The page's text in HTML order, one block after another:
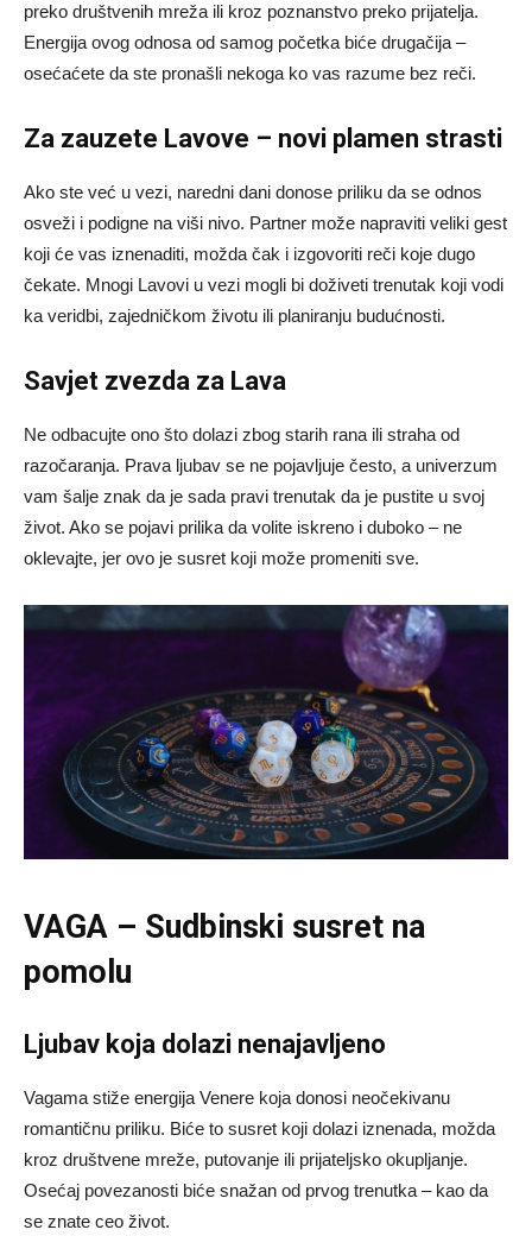
preko društvenih mreža ili kroz poznanstvo preko prijatelja.
Energija ovog odnosa od samog početka biće drugačija –
osećaćete da ste pronašli nekoga ko vas razume bez reči.
Za zauzete Lavove – novi plamen strasti
Ako ste već u vezi, naredni dani donose priliku da se odnos
osveži i podigne na viši nivo. Partner može napraviti veliki gest
koji će vas iznenaditi, možda čak i izgovoriti reči koje dugo
čekate. Mnogi Lavovi u vezi mogli bi doživeti trenutak koji vodi
ka veridbi, zajedničkom životu ili planiranju budućnosti.
Savjet zvezda za Lava
Ne odbacujte ono što dolazi zbog starih rana ili straha od
razočaranja. Prava ljubav se ne pojavljuje često, a univerzum
vam šalje znak da je sada pravi trenutak da je pustite u svoj
život. Ako se pojavi prilika da volite iskreno i duboko – ne
oklevajte, jer ovo je susret koji može promeniti sve.
VAGA – Sudbinski susret na
pomolu
Ljubav koja dolazi nenajavljeno
Vagama stiže energija Venere koja donosi neočekivanu
romantičnu priliku. Biće to susret koji dolazi iznenada, možda
kroz društvene mreže, putovanje ili prijateljsko okupljanje.
Osećaj povezanosti biće snažan od prvog trenutka – kao da
se znate ceo život.